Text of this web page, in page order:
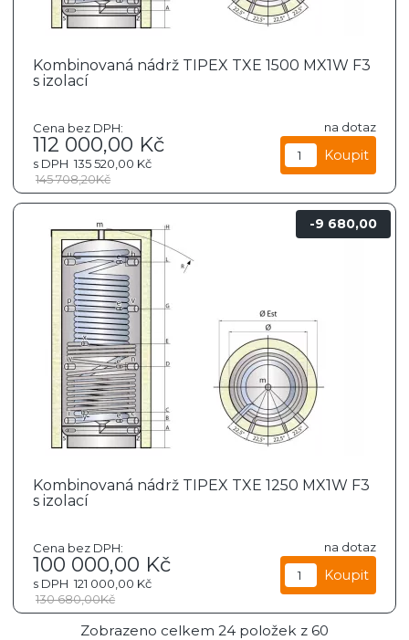
Kombinovaná nádrž TIPEX TXE 1500 MX1W F3
s izolací
na dotaz
Cena bez DPH:
112 000,00 Kč
s DPH 135 520,00 Kč
145 708,20Kč
Kombinovaná nádrž TIPEX TXE 1250 MX1W F3
s izolací
na dotaz
Cena bez DPH:
100 000,00 Kč
s DPH 121 000,00 Kč
9 680,00
130 680,00Kč
Zobrazeno celkem 24položek z 60